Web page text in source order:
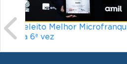
Línguas mais difíceis do
torna um idioma